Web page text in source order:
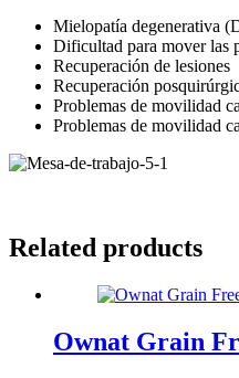
Mielopatía degenerativa
Dificultad para mover las
Recuperación de lesiones
Recuperación
Problemas de movilidad
Problemas de movilidad
Related products
Ownat Grain